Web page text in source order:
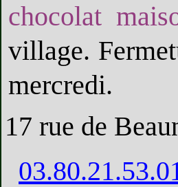
chocolat
village.
mercredi.
17 rue de